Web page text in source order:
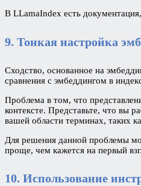
В LLamaIndex есть
9. Тонкая настройка
Сходство, основанное на
сравнения с эмбеддингом в
Проблема в том, что
контексте. Представьте, что вы
вашей области терминах, таких
Для решения данной проблемы
проще, чем кажется на первый
10. Использование